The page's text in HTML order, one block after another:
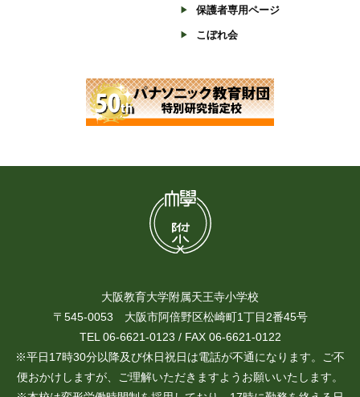
保護者専用ページ
こぼれ会
大阪教育大学附属天王寺小学校
〒545-0053 大阪市阿倍野区松崎町1丁目2番45号
TEL 06-6621-0123 / FAX 06-6621-0122
※平日17時30分以降及び休日祝日は電話が不通になります。ご不
便おかけしますが、ご理解いただきますようお願いいたします。